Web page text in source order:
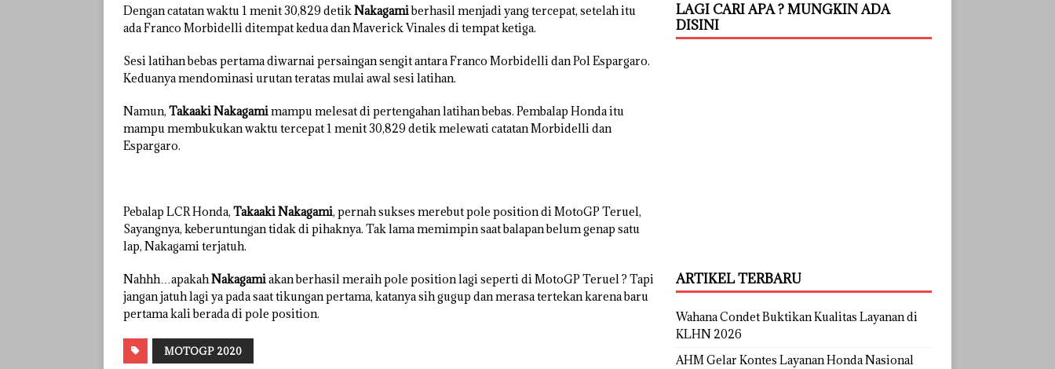
Dengan catatan waktu 1 menit 30,829 detikNakagamiberhasil menjadi yang tercepat, setelah itu
ada Franco Morbidelli ditempat kedua dan Maverick Vinales di tempat ketiga.
Sesi latihan bebas pertama diwarnai persaingan sengit antara Franco Morbidelli dan Pol Espargaro.
Keduanya mendominasi urutan teratas mulai awal sesi latihan.
Namun, Takaaki Nakagamimampu melesat di pertengahan latihan bebas. Pembalap Honda itu
mampu membukukan waktu tercepat 1 menit 30,829 detik melewati catatan Morbidelli dan
Espargaro.
Pebalap LCR Honda, Takaaki Nakagami, pernah sukses merebut pole position di MotoGP Teruel,
Sayangnya, keberuntungan tidak di pihaknya. Tak lama memimpin saat balapan belum genap satu
lap, Nakagami terjatuh.
Nahhh…apakahNakagamiakan berhasil meraih pole position lagi seperti di MotoGP Teruel ? Tapi
jangan jatuh lagi ya pada saat tikungan pertama, katanya sih gugup dan merasa tertekan karena baru
pertama kali berada di pole position.
MOTOGP 2020
LAGI CARI APA ? MUNGKIN ADA
DISINI
ARTIKEL TERBARU
Wahana Condet Buktikan Kualitas Layanan di
KLHN 2026
AHM Gelar Kontes Layanan Honda Nasional